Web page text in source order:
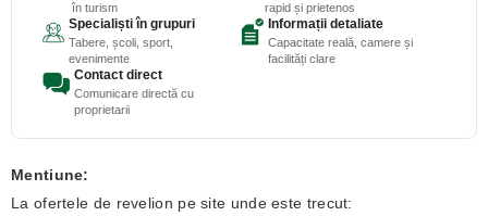
în turism
rapid și prietenos
Specialiști în grupuri
Tabere, școli, sport,
evenimente
Informații detaliate
Capacitate reală, camere și
facilități clare
Contact direct
Comunicare directă cu
proprietarii
Mentiune:
La ofertele de revelion pe site unde este trecut: